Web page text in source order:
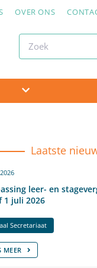
OVER ONS
Laatste
leer- en
1 juli 2026
Secretariaat
MEER